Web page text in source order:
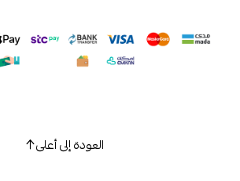
اسحب و افلت الملف هنا
استعراض
العودة إلى أعلى